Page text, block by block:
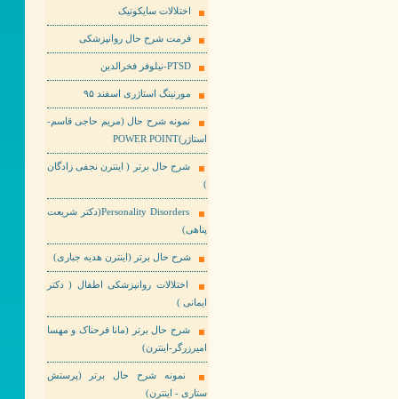
اختلالات سایکوتیک
فرمت شرح حال روانپزشکی
PTSD-نیلوفر فخرالدین
مورنینگ استاژری اسفند ۹۵
نمونه شرح حال (مریم حاجی قاسم-
استاژر)POWER POINT
شرح حال برتر ( اینترن نجفی زادگان
)
Personality Disorders(دکتر شریعت
پناهی)
شرح حال برتر (اینترن هدیه جباری)
اختلالات روانپزشکی اطفال ( دکتر
ایمانی )
شرح حال برتر (مانا فرحناک و مهسا
امیرزرگر-اینترن)
نمونه شرح حال برتر (پرستش
ستاری - اینترن)